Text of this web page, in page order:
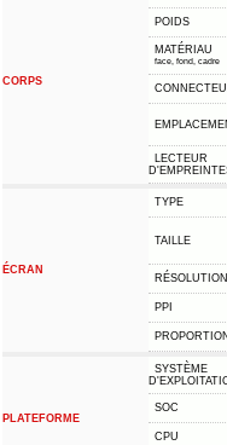
CORPS
POIDS
MATÉRIAU
face, fond, cadre
LECTEUR
ÉCRAN
TYPE
TAILLE
RÉSOLUTION
PPI
PROPORTION
PLATEFORME
SYSTÈME
SOC
CPU